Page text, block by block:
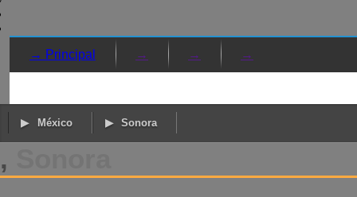
→ Principal → → →
México Sonora
,